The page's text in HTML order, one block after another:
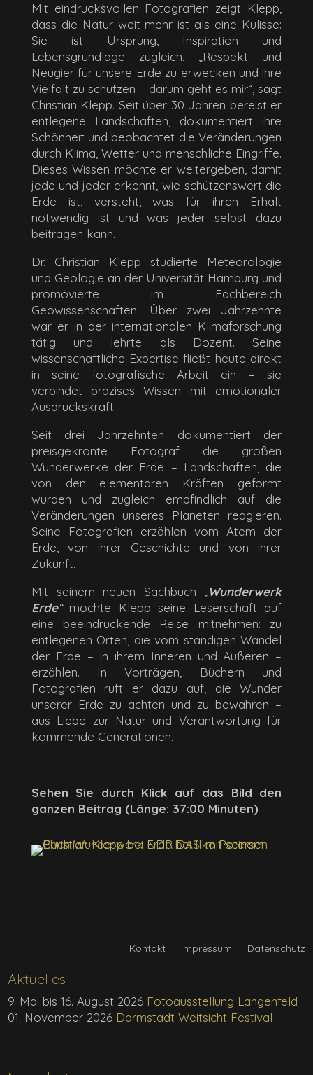
Mit eindrucksvollen Fotografien zeigt Klepp,
dass die Natur weit mehr ist als eine Kulisse:
Sie ist Ursprung, Inspiration und
Lebensgrundlage zugleich. „Respekt und
Neugier für unsere Erde zu erwecken und ihre
Vielfalt zu schützen – darum geht es mir“, sagt
Christian Klepp. Seit über 30 Jahren bereist er
entlegene Landschaften, dokumentiert ihre
Schönheit und beobachtet die Veränderungen
durch Klima, Wetter und menschliche Eingriffe.
Dieses Wissen möchte er weitergeben, damit
jede und jeder erkennt, wie schützenswert die
Erde ist, versteht, was für ihren Erhalt
notwendig ist und was jeder selbst dazu
beitragen kann.
Dr. Christian Klepp studierte Meteorologie
und Geologie an der Universität Hamburg und
promovierte im Fachbereich
Geowissenschaften. Über zwei Jahrzehnte
war er in der internationalen Klimaforschung
tätig und lehrte als Dozent. Seine
wissenschaftliche Expertise fließt heute direkt
in seine fotografische Arbeit ein – sie
verbindet präzises Wissen mit emotionaler
Ausdruckskraft.
Seit drei Jahrzehnten dokumentiert der
preisgekrönte Fotograf die großen
Wunderwerke der Erde – Landschaften, die
von den elementaren Kräften geformt
wurden und zugleich empfindlich auf die
Veränderungen unseres Planeten reagieren.
Seine Fotografien erzählen vom Atem der
Erde, von ihrer Geschichte und von ihrer
Zukunft.
Mit seinem neuen Sachbuch
Wunderwerk
Erde“möchte Klepp seine Leserschaft auf
eine beeindruckende Reise mitnehmen: zu
entlegenen Orten, die vom ständigen Wandel
der Erde – in ihrem Inneren und Äußeren –
erzählen. In Vorträgen, Büchern und
Fotografien ruft er dazu auf, die Wunder
unserer Erde zu achten und zu bewahren –
aus Liebe zur Natur und Verantwortung für
kommende Generationen.
Sehen Sie durch Klick auf das Bild den
ganzen Beitrag (Länge: 37:00 Minuten)
Aktuelles
9. Mai bis 16. August 2026 Fotoausstellung Langenfeld
01. November 2026 Darmstadt Weitsicht Festival
Kontakt Impressum Datenschutz